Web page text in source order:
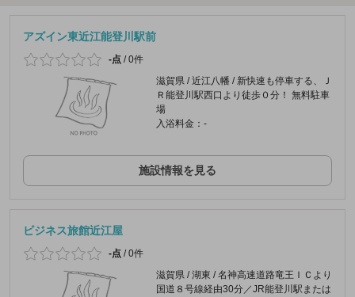
アズイン東近江能登川駅前
-点 /0件
滋賀県 / 近江八幡 / 新快速も停車する、Ｊ
Ｒ能登川駅西口より徒歩０分！ 無料駐車
場
入浴料金：-
施設情報を見る
ビジネス旅館近江屋
-点 /0件
滋賀県 / 湖東 / 名神高速道路竜王ＩＣより
国道８号線経由30分／JR能登川駅または